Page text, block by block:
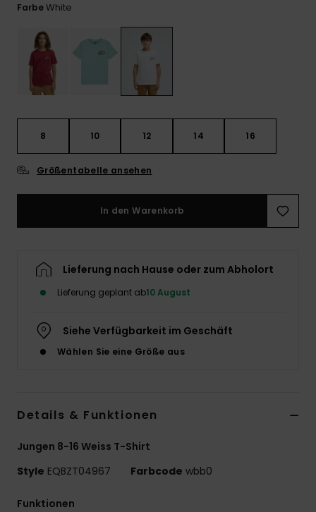
FarbeWhite
8 10 12 14 16
Größentabelle ansehen
In den Warenkorb
Lieferung nach Hause oder zum Abholort
Lieferung geplant ab10 August
Siehe Verfügbarkeit im Geschäft
Wählen Sie eine Größe aus
Details & Funktionen
Jungen 8-16 Weiss T-Shirt
Style EQBZT04967 Farbcode wbb0
Funktionen